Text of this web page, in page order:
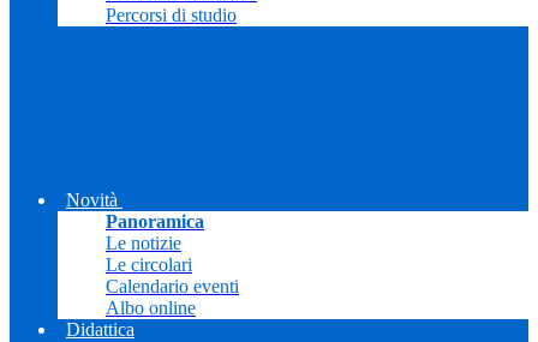
Percorsi di studio
Novità
Panoramica
Le notizie
Le circolari
Calendario eventi
Albo online
Didattica